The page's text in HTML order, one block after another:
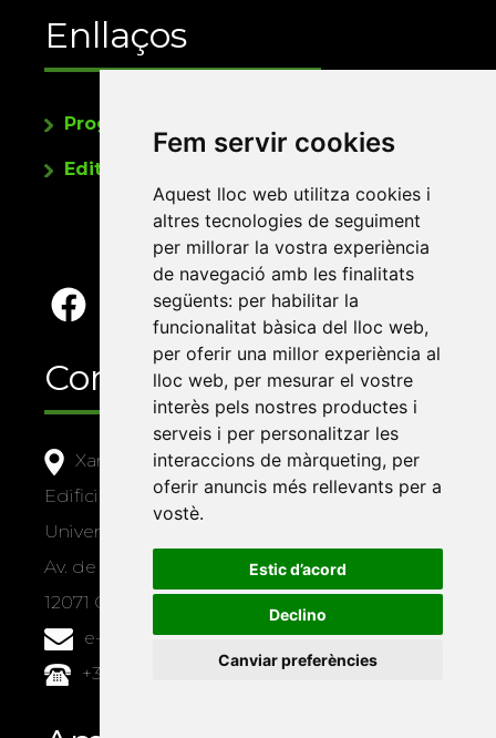
Fem servir cookies
Aquest lloc web utilitza cookies i
altres tecnologies de seguiment
per millorar la vostra experiència
de navegació amb les finalitats
següents: per habilitar la
funcionalitat bàsica del lloc web,
per oferir una millor experiència al
lloc web, per mesurar el vostre
interès pels nostres productes i
serveis i per personalitzar les
interaccions de màrqueting, per
oferir anuncis més rellevants per a
vostè.
Estic d’acord
Declino
Canviar preferències
Enllaços
Programa de publicacions
Editorials universitàries a Twitter
Contacte
Xarxa Vives d'Universitats
Edifici Àgora
Universitat Jaume I, local 10
Av. de Vicent Sos Baynat, s/n
12071 Castelló de la Plana
e-buc@vives.org
+34 964 72 89 93